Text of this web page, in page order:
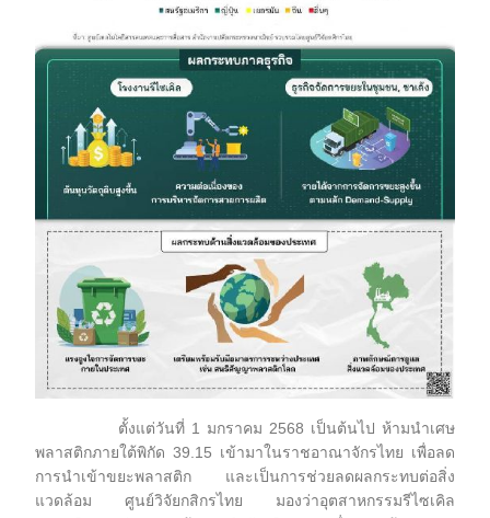
ตั้งแต่วันที่ 1 มกราคม 2568 เป็นต้นไป ห้ามนำเศษ
พลาสติกภายใต้พิกัด 39.15 เข้ามาในราชอาณาจักรไทย เพื่อลด
การนำเข้าขยะพลาสติก และเป็นการช่วยลดผลกระทบต่อสิ่ง
แวดล้อม ศูนย์วิจัยกสิกรไทย มองว่าอุตสาหกรรมรีไซเคิล